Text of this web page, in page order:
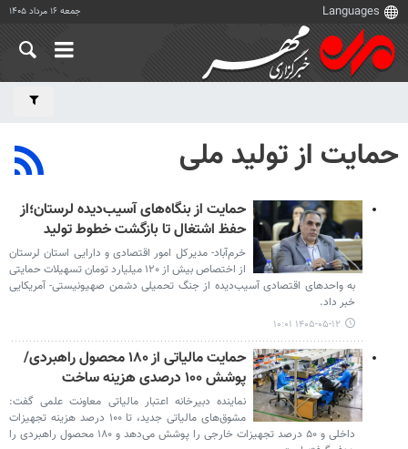
جمعه ۱۶ مرداد ۱۴۰۵
حمایت از تولید ملی
حمایت از بنگاه‌های آسیب‌دیده لرستان؛از
حفظ اشتغال تا بازگشت خطوط تولید
خرم‌آباد- مدیرکل امور اقتصادی و دارایی استان لرستان
از اختصاص بیش از ۱۲۰ میلیارد تومان تسهیلات حمایتی
به واحدهای اقتصادی آسیب‌دیده از جنگ تحمیلی دشمن صهیونیستی- آمریکایی
خبر داد.
۱۴۰۵-۰۵-۱۲ ۱۰:۰۱
حمایت مالیاتی از ۱۸۰ محصول راهبردی/
پوشش ۱۰۰ درصدی هزینه ساخت
نماینده دبیرخانه اعتبار مالیاتی معاونت علمی گفت:
مشوق‌های مالیاتی جدید، تا ۱۰۰ درصد هزینه تجهیزات
داخلی و ۵۰ درصد تجهیزات خارجی را پوشش می‌دهد و ۱۸۰ محصول راهبردی را